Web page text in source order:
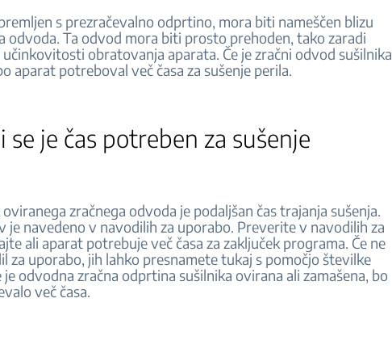
s prezračevalno odprtino, mora biti nameščen blizu
odvoda. Ta odvod mora biti prosto prehoden, tako zaradi
obratovanja aparata. Če je zračni odvod sušilnika
aparat potreboval več časa za sušenje perila.
se je čas potreben za sušenje
zračnega odvoda je podaljšan čas trajanja sušenja.
je navedeno v navodilih za uporabo. Preverite v navodilih za
ali aparat potrebuje več časa za zaključek programa. Če ne
za uporabo, jih lahko presnamete tukaj s pomočjo številke
je odvodna zračna odprtina sušilnika ovirana ali zamašena, bo
več časa.